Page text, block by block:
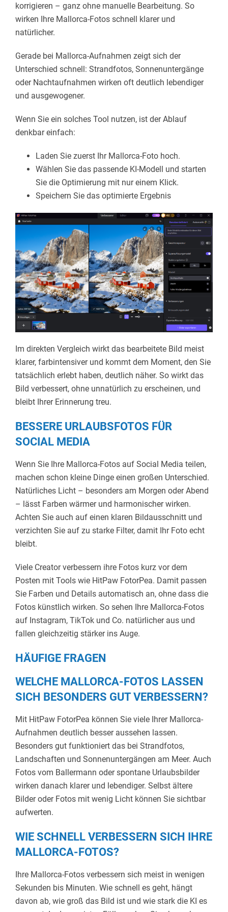
korrigieren – ganz ohne manuelle Bearbeitung. So
wirken Ihre Mallorca-Fotos schnell klarer und
natürlicher.
Gerade bei Mallorca-Aufnahmen zeigt sich der
Unterschied schnell: Strandfotos, Sonnenuntergänge
oder Nachtaufnahmen wirken oft deutlich lebendiger
und ausgewogener.
Wenn Sie ein solches Tool nutzen, ist der Ablauf
denkbar einfach:
Laden Sie zuerst Ihr Mallorca-Foto hoch.
Wählen Sie das passende KI-Modell und starten
Sie die Optimierung mit nur einem Klick.
Speichern Sie das optimierte Ergebnis
Im direkten Vergleich wirkt das bearbeitete Bild meist
klarer, farbintensiver und kommt dem Moment, den Sie
tatsächlich erlebt haben, deutlich näher. So wirkt das
Bild verbessert, ohne unnatürlich zu erscheinen, und
bleibt Ihrer Erinnerung treu.
BESSERE URLAUBSFOTOS FÜR
SOCIAL MEDIA
Wenn Sie Ihre Mallorca-Fotos auf Social Media teilen,
machen schon kleine Dinge einen großen Unterschied.
Natürliches Licht – besonders am Morgen oder Abend
– lässt Farben wärmer und harmonischer wirken.
Achten Sie auch auf einen klaren Bildausschnitt und
verzichten Sie auf zu starke Filter, damit Ihr Foto echt
bleibt.
Viele Creator verbessern ihre Fotos kurz vor dem
Posten mit Tools wie HitPaw FotorPea. Damit passen
Sie Farben und Details automatisch an, ohne dass die
Fotos künstlich wirken. So sehen Ihre Mallorca-Fotos
auf Instagram, TikTok und Co. natürlicher aus und
fallen gleichzeitig stärker ins Auge.
HÄUFIGE FRAGEN
WELCHE MALLORCA-FOTOS LASSEN
SICH BESONDERS GUT VERBESSERN?
Mit HitPaw FotorPea können Sie viele Ihrer Mallorca-
Aufnahmen deutlich besser aussehen lassen.
Besonders gut funktioniert das bei Strandfotos,
Landschaften und Sonnenuntergängen am Meer. Auch
Fotos vom Ballermann oder spontane Urlaubsbilder
wirken danach klarer und lebendiger. Selbst ältere
Bilder oder Fotos mit wenig Licht können Sie sichtbar
aufwerten.
WIE SCHNELL VERBESSERN SICH IHRE
MALLORCA-FOTOS?
Ihre Mallorca-Fotos verbessern sich meist in wenigen
Sekunden bis Minuten. Wie schnell es geht, hängt
davon ab, wie groß das Bild ist und wie stark die KI es